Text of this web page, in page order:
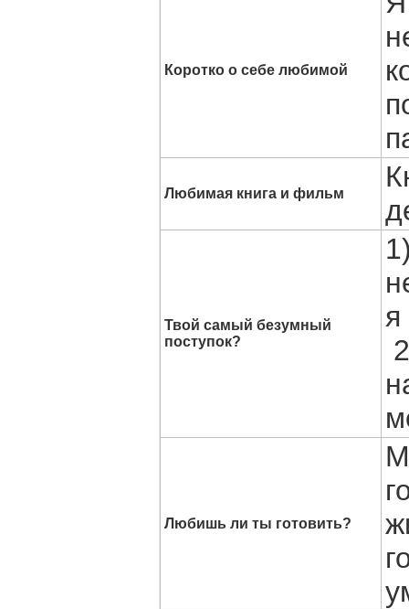
Коротко о себе любимой
Любимая книга и фильм
Твой самый безумный
поступок?
я
Любишь ли ты готовить?